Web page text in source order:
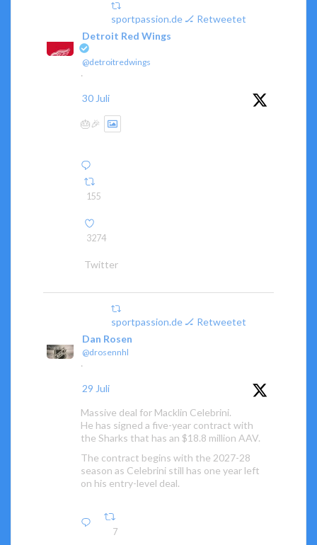
sportpassion.de 🏒 Retweetet
Detroit Red Wings
@detroitredwings
·
30 Juli
🎂🎉
155
3274
Twitter
sportpassion.de 🏒 Retweetet
Dan Rosen
@drosennhl
·
29 Juli
Massive deal for Macklin Celebrini.
He has signed a five-year contract with
the Sharks that has an $18.8 million AAV.
The contract begins with the 2027-28
season as Celebrini still has one year left
on his entry-level deal.
7